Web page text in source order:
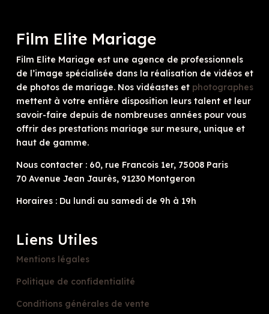
Film Elite Mariage
Film Elite Mariage est une agence de professionnels
de l’image spécialisée dans la réalisation de vidéos et
de photos de mariage. Nos vidéastes et photographes
mettent à votre entière disposition leurs talent et leur
savoir-faire depuis de nombreuses années pour vous
offrir des prestations mariage sur mesure, unique et
haut de gamme.
Nous contacter : 60, rue Francois 1er, 75008 Paris
70 Avenue Jean Jaurès, 91230 Montgeron
Horaires : Du lundi au samedi de 9h à 19h
Liens Utiles
Mentions légales
Politique de confidentialité
Conditions générales de vente